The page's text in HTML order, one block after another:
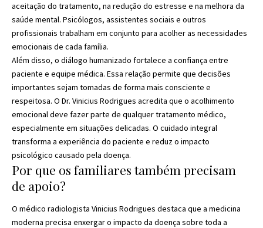
aceitação do tratamento, na redução do estresse e na melhora da
saúde mental. Psicólogos, assistentes sociais e outros
profissionais trabalham em conjunto para acolher as necessidades
emocionais de cada família.
Além disso, o diálogo humanizado fortalece a confiança entre
paciente e equipe médica. Essa relação permite que decisões
importantes sejam tomadas de forma mais consciente e
respeitosa. O Dr. Vinicius Rodrigues acredita que o acolhimento
emocional deve fazer parte de qualquer tratamento médico,
especialmente em situações delicadas. O cuidado integral
transforma a experiência do paciente e reduz o impacto
psicológico causado pela doença.
Por que os familiares também precisam
de apoio?
O médico radiologista Vinicius Rodrigues destaca que a medicina
moderna precisa enxergar o impacto da doença sobre toda a